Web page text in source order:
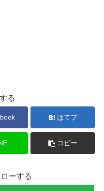
る
はてブ
コピー
ーする